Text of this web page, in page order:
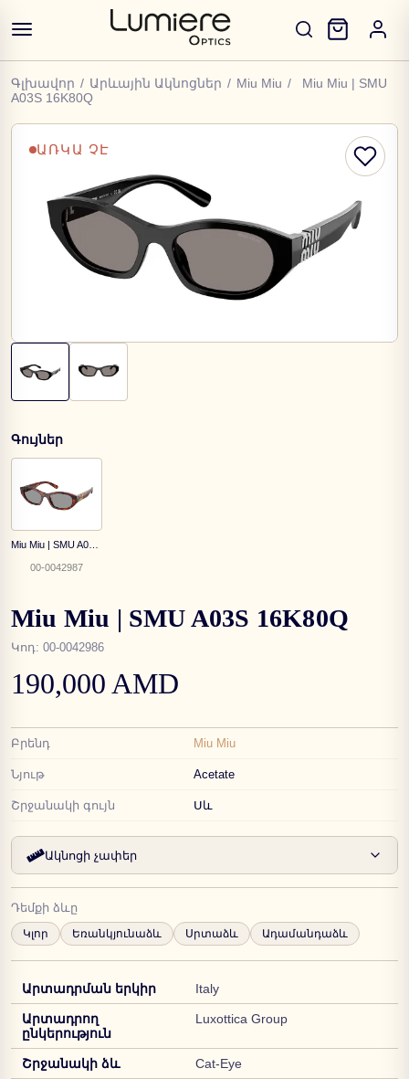
Գլխավոր / Արևային Ակնոցներ / Miu Miu /
Miu Miu | SMU
A03S 16K80Q
ԱՌԿԱ ՉԷ
Գույներ
00-0042987
Miu Miu | SMU A03S 16K80Q
Կոդ: 00-0042986
190,000 AMD
Բրենդ Miu Miu
Նյութ Acetate
Շրջանակի գույն Սև
Ակնոցի չափեր
Դեմքի ձևը
Կլոր Եռանկյունաձև Սրտաձև Ադամանդաձև
Արտադրման երկիր Italy
Արտադրող
ընկերություն
Luxottica Group
Շրջանակի ձև Cat-Eye